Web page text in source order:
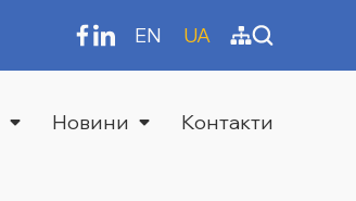
EN UA
Новини Контакти